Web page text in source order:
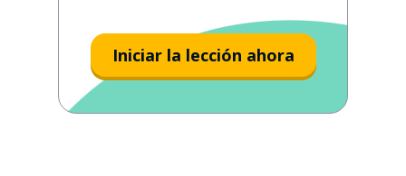
Iniciar la lección ahora